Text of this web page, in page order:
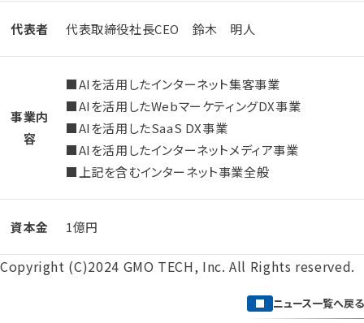
代表者 代表取締役社長CEO 鈴木 明人
事業内
容
■AIを活用したインターネット集客事業
■AIを活用したWebマーケティングDX事業
■AIを活用したSaaS DX事業
■AIを活用したインターネットメディア事業
■上記を含むインターネット事業全般
資本金 1億円
Copyright (C)2024 GMO TECH, Inc. All Rights reserved.
ニュース一覧へ戻る